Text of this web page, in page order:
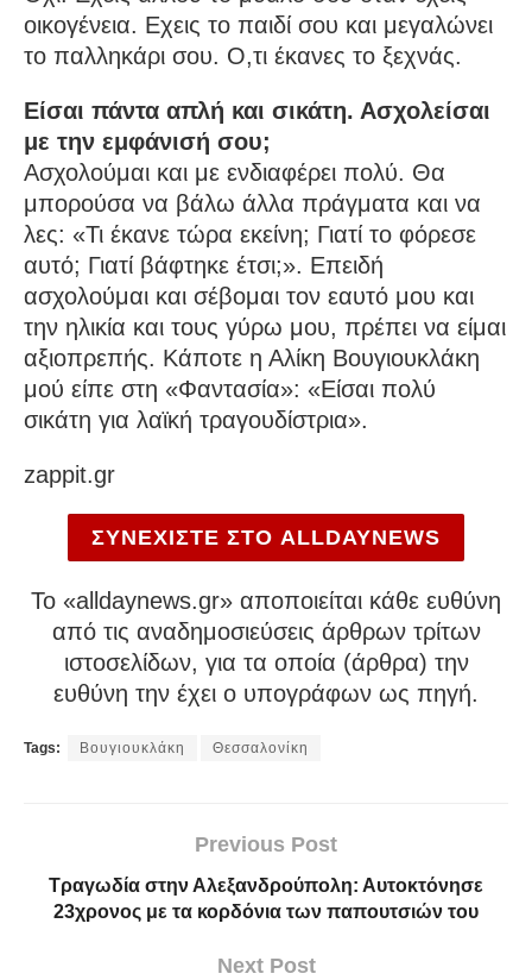
οικογένεια. Εχεις το παιδί σου και μεγαλώνει
το παλληκάρι σου. Ο,τι έκανες το ξεχνάς.
Είσαι πάντα απλή και σικάτη. Ασχολείσαι
με την εμφάνισή σου;
Ασχολούμαι και με ενδιαφέρει πολύ. Θα
μπορούσα να βάλω άλλα πράγματα και να
λες: «Τι έκανε τώρα εκείνη; Γιατί το φόρεσε
αυτό; Γιατί βάφτηκε έτσι;». Επειδή
ασχολούμαι και σέβομαι τον εαυτό μου και
την ηλικία και τους γύρω μου, πρέπει να είμαι
αξιοπρεπής. Κάποτε η Αλίκη Βουγιουκλάκη
μού είπε στη «Φαντασία»: «Είσαι πολύ
σικάτη για λαϊκή τραγουδίστρια».
zappit.gr
ΣΥΝΕΧΙΣΤΕ ΣΤΟ ALLDAYNEWS
To «alldaynews.gr» αποποιείται κάθε ευθύνη
από τις αναδημοσιεύσεις άρθρων τρίτων
ιστοσελίδων, για τα οποία (άρθρα) την
ευθύνη την έχει ο υπογράφων ως πηγή.
Tags: Βουγιουκλάκη Θεσσαλονίκη
Previous Post
Τραγωδία στην Αλεξανδρούπολη: Αυτοκτόνησε
23χρονος με τα κορδόνια των παπουτσιών του
Next Post